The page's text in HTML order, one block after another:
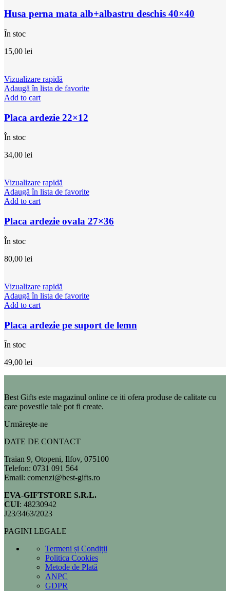
Husa perna mata alb+albastru deschis 40×40
În stoc
15,00 lei
Vizualizare rapidă
Adaugă în lista de favorite
Add to cart
Placa ardezie 22×12
În stoc
34,00 lei
Vizualizare rapidă
Adaugă în lista de favorite
Add to cart
Placa ardezie ovala 27×36
În stoc
80,00 lei
Vizualizare rapidă
Adaugă în lista de favorite
Add to cart
Placa ardezie pe suport de lemn
În stoc
49,00 lei
Best Gifts este magazinul online ce iti ofera produse de calitate cu
care povestile tale pot fi create.
Urmărește-ne
DATE DE CONTACT
Traian 9, Otopeni, Ilfov, 075100
Telefon: 0731 091 564
Email: comenzi@best-gifts.ro
EVA-GIFTSTORE S.R.L.
CUI: 48230942
J23/3463/2023
PAGINI LEGALE
Termeni și Condiții
Politica Cookies
Metode de Plată
ANPC
GDPR